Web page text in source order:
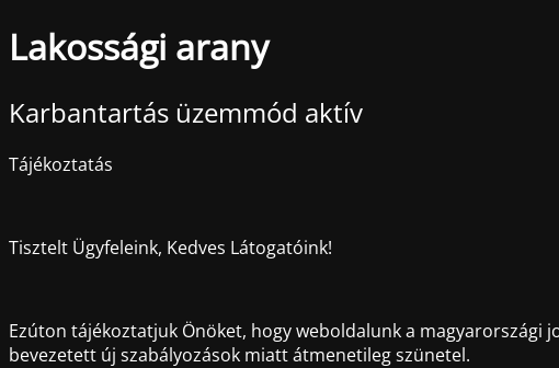
Lakossági arany
Karbantartás üzemmód aktív
Tájékoztatás
Tisztelt Ügyfeleink, Kedves Látogatóink!
Ezúton tájékoztatjuk Önöket, hogy weboldalunk a magyarországi
bevezetett új szabályozások miatt átmenetileg szünetel.